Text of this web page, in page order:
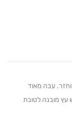
מאוד
לטובת